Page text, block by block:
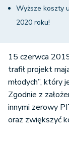
Wyższe koszty
2020 roku!
15 czerwca
trafił projekt
młodych”, który
Zgodnie z
innymi zerowy
oraz zwiększyć